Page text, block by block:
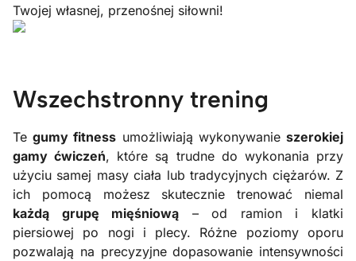
Twojej własnej, przenośnej siłowni!
Wszechstronny trening
Tegumy fitness umożliwiają wykonywanieszerokiej
gamy ćwiczeń, które są trudne do wykonania przy
użyciu samej masy ciała lub tradycyjnych ciężarów. Z
ich pomocą możesz skutecznie trenować niemal
każdą grupę mięśniową – od ramion i klatki
piersiowej po nogi i plecy. Różne poziomy oporu
pozwalają na precyzyjne dopasowanie intensywności